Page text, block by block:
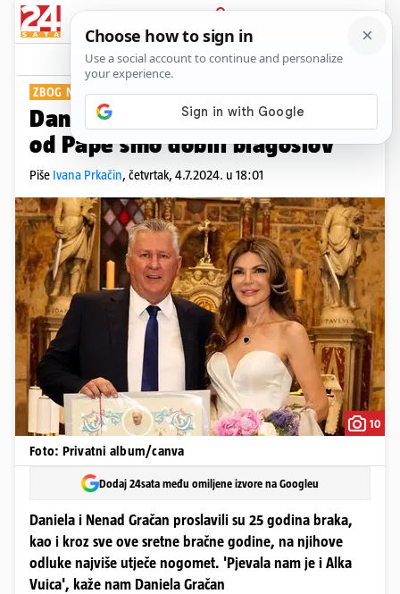
PRIJAVA
Show Komentari
ZBOG NOGOMETA NISU BILI U VATIKANU
Daniela Gračan: 'Za srebrni pir
od Pape smo dobili blagoslov'
Piše Ivana Prkačin, četvrtak, 4.7.2024. u 18:01
10
Foto: Privatni album/canva
Dodaj 24sata među omiljene izvore na Googleu
Daniela i Nenad Gračan proslavili su 25 godina braka,
kao i kroz sve ove sretne bračne godine, na njihove
odluke najviše utječe nogomet. 'Pjevala nam je i Alka
Vuica', kaže nam Daniela Gračan